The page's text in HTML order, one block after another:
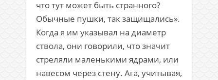
что тут может быть странного?
Обычные пушки, так защищались».
Когда я им указывал на диаметр
ствола, они говорили, что значит
стреляли маленькими ядрами, или
навесом через стену. Ага, учитывая,